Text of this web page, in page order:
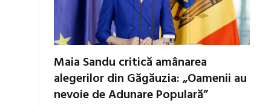
Maia Sandu critică amânarea
alegerilor din Găgăuzia: „Oamenii au
nevoie de Adunare Populară”